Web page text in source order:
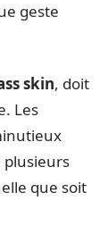
geste
skin, doit
Les
plusieurs
que soit